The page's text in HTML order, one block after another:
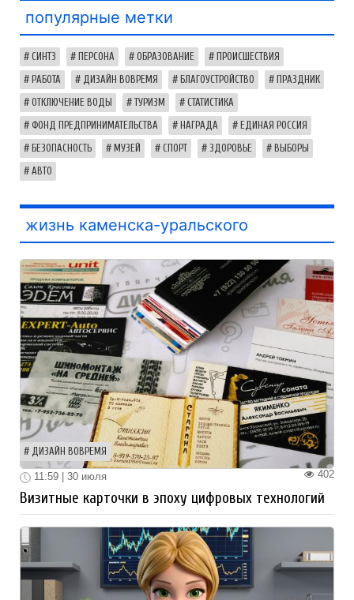
популярные метки
СИНТЗ ПЕРСОНА ОБРАЗОВАНИЕ ПРОИСШЕСТВИЯ
РАБОТА ДИЗАЙН ВОВРЕМЯ БЛАГОУСТРОЙСТВО ПРАЗДНИК
ОТКЛЮЧЕНИЕ ВОДЫ ТУРИЗМ СТАТИСТИКА
ФОНД ПРЕДПРИНИМАТЕЛЬСТВА НАГРАДА ЕДИНАЯ РОССИЯ
БЕЗОПАСНОСТЬ МУЗЕЙ СПОРТ ЗДОРОВЬЕ ВЫБОРЫ
АВТО
жизнь каменска-уральского
ДИЗАЙН ВОВРЕМЯ
402
11:59 | 30 июля
Визитные карточки в эпоху цифровых технологий